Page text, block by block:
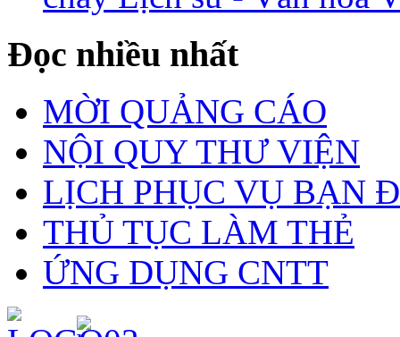
Đọc nhiều nhất
MỜI QUẢNG CÁO
NỘI QUY THƯ VIỆN
LỊCH PHỤC VỤ BẠN
THỦ TỤC LÀM THẺ
ỨNG DỤNG CNTT